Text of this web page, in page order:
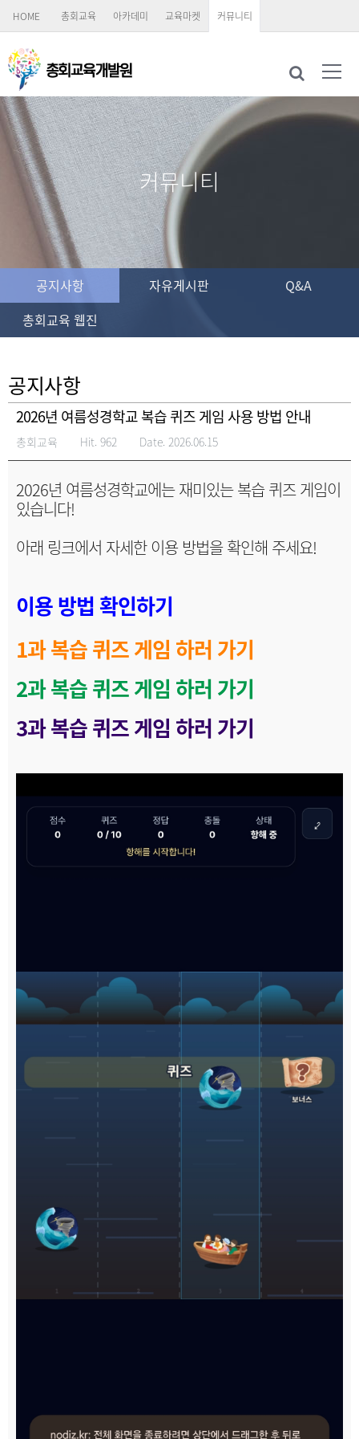
HOME 총회교육 아카데미 교육마켓 커뮤니티
커뮤니티
공지사항 자유게시판
Q&A
총회교육 웹진
공지사항
2026년 여름성경학교 복습 퀴즈 게임 사용 방법 안내
총회교육 Hit. 962 Date. 2026.06.15
2026년 여름성경학교에는 재미있는 복습 퀴즈 게임이
있습니다!
아래 링크에서 자세한 이용 방법을 확인해 주세요!
이용 방법 확인하기
1과 복습 퀴즈 게임 하러 가기
2과 복습 퀴즈 게임 하러 가기
3과 복습 퀴즈 게임 하러 가기